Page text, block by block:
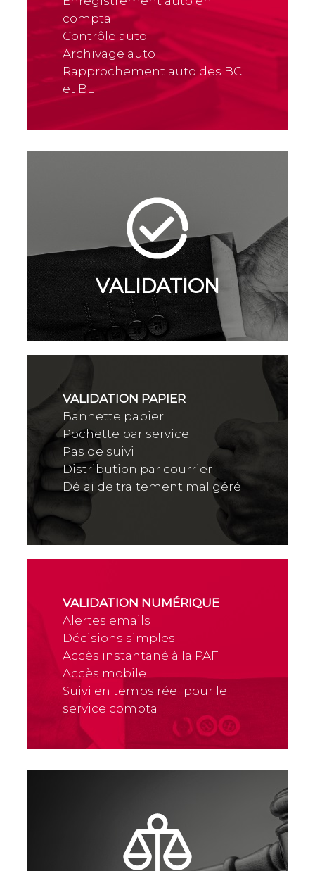
compta.
Contrôle auto
Archivage auto
Rapprochement auto des BC
et BL
VALIDATION
VALIDATION PAPIER
Bannette papier
Pochette par service
Pas de suivi
Distribution par courrier
Délai de traitement mal géré
VALIDATION NUMÉRIQUE
Alertes emails
Décisions simples
Accès instantané à la PAF
Accès mobile
Suivi en temps réel pour le
service compta